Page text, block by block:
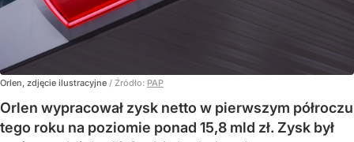
Orlen, zdjęcie ilustracyjne / Źródło: PAP
Orlen wypracował zysk netto w pierwszym półroczu
tego roku na poziomie ponad 15,8 mld zł. Zysk był